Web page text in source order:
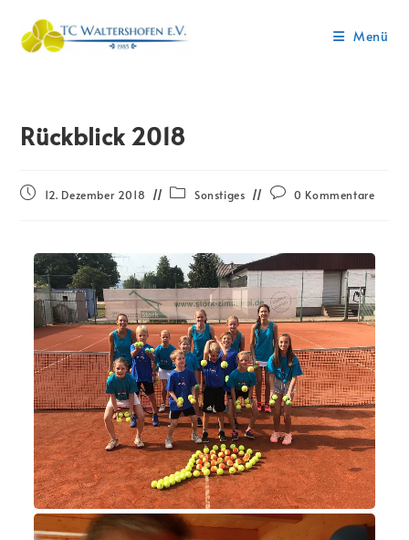
Menü
Rückblick 2018
12. Dezember 2018 Sonstiges 0 Kommentare